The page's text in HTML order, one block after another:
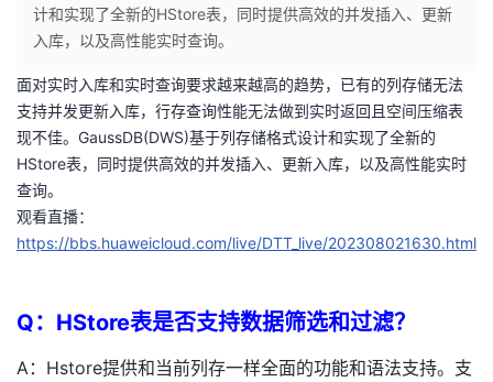
人
主
页
我
的
开
发
者
的
我
计和实现了全新的HStore表，同时提供高效的并发插入、更新
入库，以及高性能实时查询。
面对实时入库和实时查询要求越来越高的趋势，已有的列存储无法
支持并发更新入库，行存查询性能无法做到实时返回且空间压缩表
现不佳。GaussDB(DWS)基于列存储格式设计和实现了全新的
HStore表，同时提供高效的并发插入、更新入库，以及高性能实时
查询。
观看直播：
https://bbs.huaweicloud.com/live/DTT_live/202308021630.html
Q：HStore表是否支持数据筛选和过滤？
A：Hstore提供和当前列存一样全面的功能和语法支持。支